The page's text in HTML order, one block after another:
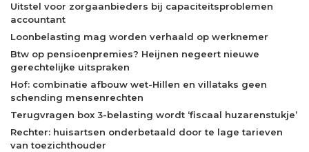
Uitstel voor zorgaanbieders bij capaciteitsproblemen
accountant
Loonbelasting mag worden verhaald op werknemer
Btw op pensioenpremies? Heijnen negeert nieuwe
gerechtelijke uitspraken
Hof: combinatie afbouw wet-Hillen en villataks geen
schending mensenrechten
Terugvragen box 3-belasting wordt ‘fiscaal huzarenstukje’
Rechter: huisartsen onderbetaald door te lage tarieven
van toezichthouder